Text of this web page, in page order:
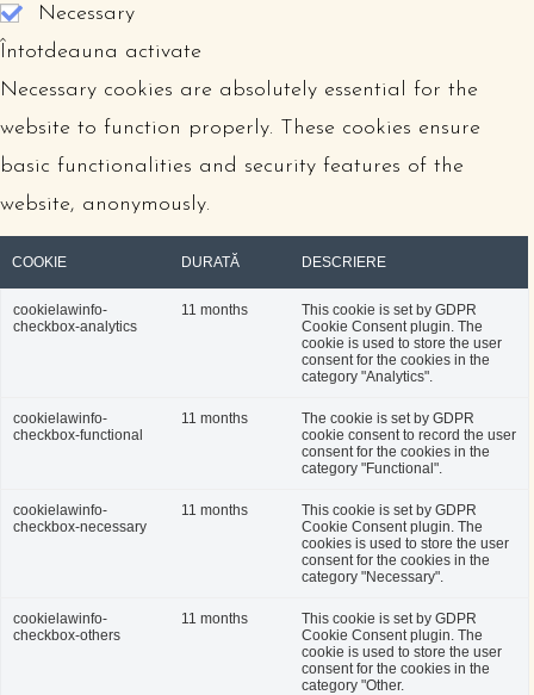
Necessary
Întotdeauna activate
Necessary cookies are absolutely essential for the
website to function properly. These cookies ensure
basic functionalities and security features of the
website, anonymously.
COOKIE DURATĂ DESCRIERE
cookielawinfo-
checkbox-analytics
11 months
This cookie is set by GDPR
Cookie Consent plugin. The
cookie is used to store the user
consent for the cookies in the
category "Analytics".
cookielawinfo-
checkbox-functional
11 months
The cookie is set by GDPR
cookie consent to record the user
consent for the cookies in the
category "Functional".
cookielawinfo-
checkbox-necessary
11 months
This cookie is set by GDPR
Cookie Consent plugin. The
cookies is used to store the user
consent for the cookies in the
category "Necessary".
cookielawinfo-
checkbox-others
11 months
This cookie is set by GDPR
Cookie Consent plugin. The
cookie is used to store the user
consent for the cookies in the
category "Other.